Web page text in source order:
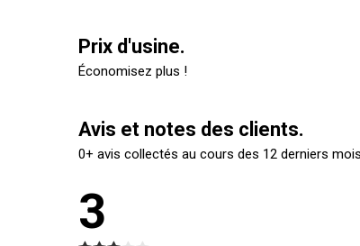
Prix d'usine.
Économisez plus !
Avis et notes des clients.
0+ avis collectés au cours des 12 derniers
3